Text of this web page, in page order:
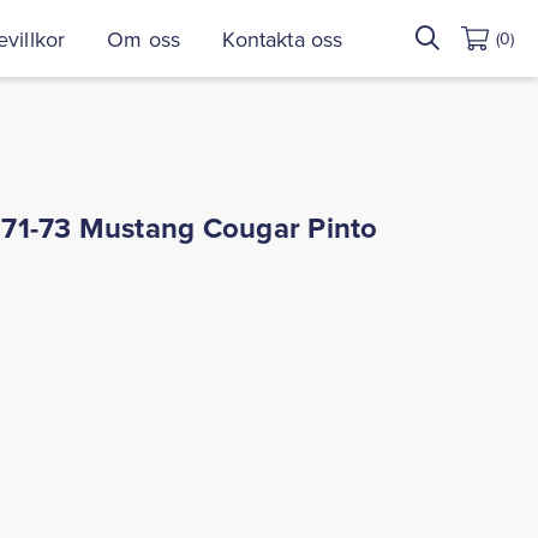
Om oss Kontakta oss
Sök
efter:
(0)
73 Mustang Cougar Pinto